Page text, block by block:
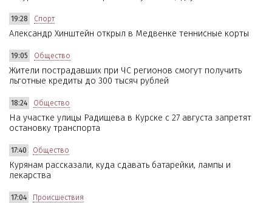
19:28 Спорт
Александр Хинштейн открыл в Медвенке теннисные корты
19:05 Общество
Жители пострадавших при ЧС регионов смогут получить
льготные кредиты до 300 тысяч рублей
18:24 Общество
На участке улицы Радищева в Курске с 27 августа запретят
остановку транспорта
17:40 Общество
Курянам рассказали, куда сдавать батарейки, лампы и
лекарства
17:04 Происшествия